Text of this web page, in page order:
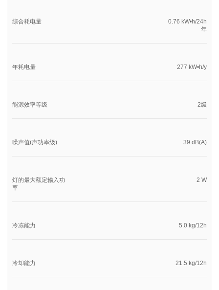
综合耗电量
0.76 kW•h/24h
年
年耗电量 277 kW•h/y
能源效率等级 2级
噪声值(声功率级) 39 dB(A)
灯的最大额定输入功
率
2 W
冷冻能力 5.0 kg/12h
冷却能力 21.5 kg/12h